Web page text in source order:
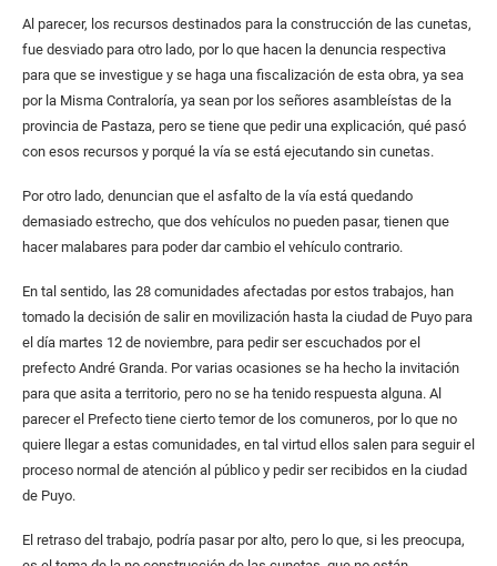
Al parecer, los recursos destinados para la construcción de las cunetas,
fue desviado para otro lado, por lo que hacen la denuncia respectiva
para que se investigue y se haga una fiscalización de esta obra, ya sea
por la Misma Contraloría, ya sean por los señores asambleístas de la
provincia de Pastaza, pero se tiene que pedir una explicación, qué pasó
con esos recursos y porqué la vía se está ejecutando sin cunetas.
Por otro lado, denuncian que el asfalto de la vía está quedando
demasiado estrecho, que dos vehículos no pueden pasar, tienen que
hacer malabares para poder dar cambio el vehículo contrario.
En tal sentido, las 28 comunidades afectadas por estos trabajos, han
tomado la decisión de salir en movilización hasta la ciudad de Puyo para
el día martes 12 de noviembre, para pedir ser escuchados por el
prefecto André Granda. Por varias ocasiones se ha hecho la invitación
para que asita a territorio, pero no se ha tenido respuesta alguna. Al
parecer el Prefecto tiene cierto temor de los comuneros, por lo que no
quiere llegar a estas comunidades, en tal virtud ellos salen para seguir el
proceso normal de atención al público y pedir ser recibidos en la ciudad
de Puyo.
El retraso del trabajo, podría pasar por alto, pero lo que, si les preocupa,